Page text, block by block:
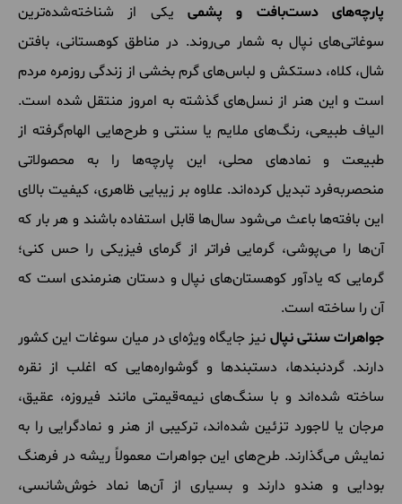
پارچه‌های دست‌بافت و پشمی یکی از شناخته‌شده‌ترین
سوغاتی‌های نپال به شمار می‌روند. در مناطق کوهستانی، بافتن
شال، کلاه، دستکش و لباس‌های گرم بخشی از زندگی روزمره مردم
است و این هنر از نسل‌های گذشته به امروز منتقل شده است.
الیاف طبیعی، رنگ‌های ملایم یا سنتی و طرح‌هایی الهام‌گرفته از
طبیعت و نمادهای محلی، این پارچه‌ها را به محصولاتی
منحصربه‌فرد تبدیل کرده‌اند. علاوه بر زیبایی ظاهری، کیفیت بالای
این بافته‌ها باعث می‌شود سال‌ها قابل استفاده باشند و هر بار که
آن‌ها را می‌پوشی، گرمایی فراتر از گرمای فیزیکی را حس کنی؛
گرمایی که یادآور کوهستان‌های نپال و دستان هنرمندی است که
آن را ساخته است.
جواهرات سنتی نپال نیز جایگاه ویژه‌ای در میان سوغات این کشور
دارند. گردنبندها، دستبندها و گوشواره‌هایی که اغلب از نقره
ساخته شده‌اند و با سنگ‌های نیمه‌قیمتی مانند فیروزه، عقیق،
مرجان یا لاجورد تزئین شده‌اند، ترکیبی از هنر و نمادگرایی را به
نمایش می‌گذارند. طرح‌های این جواهرات معمولاً ریشه در فرهنگ
بودایی و هندو دارند و بسیاری از آن‌ها نماد خوش‌شانسی،